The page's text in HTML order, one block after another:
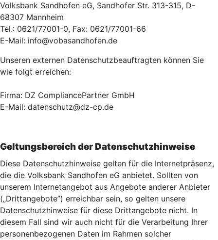
Volksbank Sandhofen eG, Sandhofer Str. 313-315, D-
68307 Mannheim
Tel.: 0621/77001-0, Fax: 0621/77001-66
E-Mail: info@vobasandhofen.de
Unseren externen Datenschutzbeauftragten können Sie
wie folgt erreichen:
Firma: DZ CompliancePartner GmbH
E-Mail: datenschutz@dz-cp.de
Geltungsbereich der Datenschutzhinweise
Diese Datenschutzhinweise gelten für die Internetpräsenz,
die die Volksbank Sandhofen eG anbietet. Sollten von
unserem Internetangebot aus Angebote anderer Anbieter
(„Drittangebote”) erreichbar sein, so gelten unsere
Datenschutzhinweise für diese Drittangebote nicht. In
diesem Fall sind wir auch nicht für die Verarbeitung Ihrer
personenbezogenen Daten im Rahmen solcher